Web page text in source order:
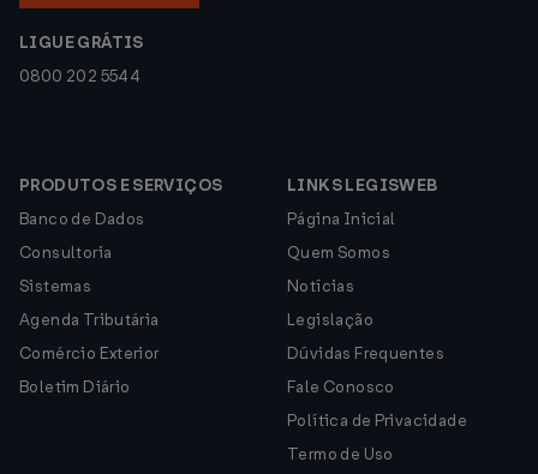
LIGUE GRÁTIS
0800 202 5544
PRODUTOS E SERVIÇOS
Banco de Dados
Consultoria
Sistemas
Agenda Tributária
Comércio Exterior
Boletim Diário
LINKS LEGISWEB
Página Inicial
Quem Somos
Notícias
Legislação
Dúvidas Frequentes
Fale Conosco
Política de Privacidade
Termo de Uso